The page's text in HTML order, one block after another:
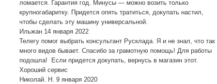
ломается. Гарантия год. Минусы — можно возить только
крупногабаритку. Придется опять тратиться, докупать настил,
чтобы сделать эту машину универсальной.
Ильжан 14 января 2022
Телегу помог выбрать консультант Русклада. Я и не знал, что так
много видов бывает. Спасибо за грамотную помощь! Для работы
подошла! Если придется докупать, вернусь в магазин этот.
Хороший сервис
Николай. Н. 9 января 2020